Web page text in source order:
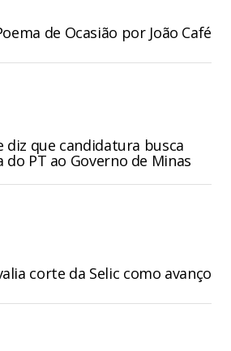
de Ocasião por João Café
diz que candidatura busca
PT ao Governo de Minas
corte da Selic como avanço